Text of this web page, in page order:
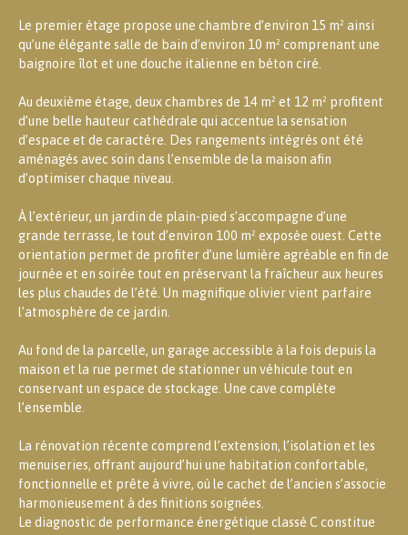
Le premier étage propose une chambre d’environ 15 m² ainsi
qu’une élégante salle de bain d’environ 10 m² comprenant une
baignoire îlot et une douche italienne en béton ciré.
Au deuxième étage, deux chambres de 14 m² et 12 m² profitent
d’une belle hauteur cathédrale qui accentue la sensation
d’espace et de caractère. Des rangements intégrés ont été
aménagés avec soin dans l’ensemble de la maison afin
d’optimiser chaque niveau.
À l’extérieur, un jardin de plain-pied s’accompagne d’une
grande terrasse, le tout d’environ 100 m² exposée ouest. Cette
orientation permet de profiter d’une lumière agréable en fin de
journée et en soirée tout en préservant la fraîcheur aux heures
les plus chaudes de l’été. Un magnifique olivier vient parfaire
l’atmosphère de ce jardin.
Au fond de la parcelle, un garage accessible à la fois depuis la
maison et la rue permet de stationner un véhicule tout en
conservant un espace de stockage. Une cave complète
l’ensemble.
La rénovation récente comprend l’extension, l’isolation et les
menuiseries, offrant aujourd’hui une habitation confortable,
fonctionnelle et prête à vivre, où le cachet de l’ancien s’associe
harmonieusement à des finitions soignées.
Le diagnostic de performance énergétique classé C constitue